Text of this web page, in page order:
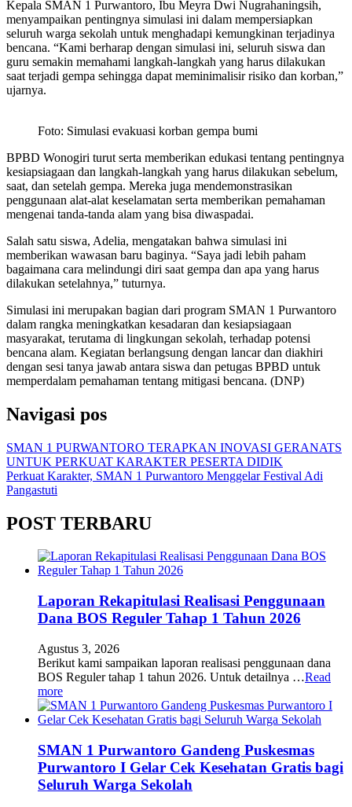
Kepala SMAN 1 Purwantoro, Ibu Meyra Dwi Nugrahaningsih,
menyampaikan pentingnya simulasi ini dalam mempersiapkan
seluruh warga sekolah untuk menghadapi kemungkinan terjadinya
bencana. “Kami berharap dengan simulasi ini, seluruh siswa dan
guru semakin memahami langkah-langkah yang harus dilakukan
saat terjadi gempa sehingga dapat meminimalisir risiko dan korban,”
ujarnya.
Foto: Simulasi evakuasi korban gempa bumi
BPBD Wonogiri turut serta memberikan edukasi tentang pentingnya
kesiapsiagaan dan langkah-langkah yang harus dilakukan sebelum,
saat, dan setelah gempa. Mereka juga mendemonstrasikan
penggunaan alat-alat keselamatan serta memberikan pemahaman
mengenai tanda-tanda alam yang bisa diwaspadai.
Salah satu siswa, Adelia, mengatakan bahwa simulasi ini
memberikan wawasan baru baginya. “Saya jadi lebih paham
bagaimana cara melindungi diri saat gempa dan apa yang harus
dilakukan setelahnya,” tuturnya.
Simulasi ini merupakan bagian dari program SMAN 1 Purwantoro
dalam rangka meningkatkan kesadaran dan kesiapsiagaan
masyarakat, terutama di lingkungan sekolah, terhadap potensi
bencana alam. Kegiatan berlangsung dengan lancar dan diakhiri
dengan sesi tanya jawab antara siswa dan petugas BPBD untuk
memperdalam pemahaman tentang mitigasi bencana. (DNP)
Navigasi pos
SMAN 1 PURWANTORO TERAPKAN INOVASI GERANATS
UNTUK PERKUAT KARAKTER PESERTA DIDIK
Perkuat Karakter, SMAN 1 Purwantoro Menggelar Festival Adi
Pangastuti
POST TERBARU
Laporan Rekapitulasi Realisasi Penggunaan
Dana BOS Reguler Tahap 1 Tahun 2026
Agustus 3, 2026
Berikut kami sampaikan laporan realisasi penggunaan dana
BOS Reguler tahap 1 tahun 2026. Untuk detailnya …Read
more
SMAN 1 Purwantoro Gandeng Puskesmas
Purwantoro I Gelar Cek Kesehatan Gratis bagi
Seluruh Warga Sekolah